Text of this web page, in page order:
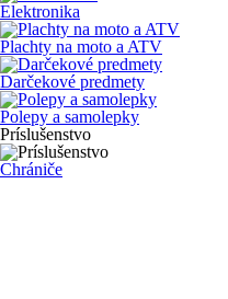
Elektronika
Plachty na moto a ATV
Darčekové predmety
Polepy a samolepky
Príslušenstvo
Chrániče